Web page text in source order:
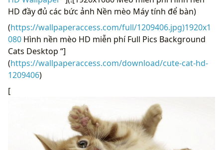
HD đầy đủ các bức ảnh Nền mèo Máy tính để bàn)
(https://wallpaperaccess.com/full/1209406.jpg)1920x1
080 Hình nền mèo HD miễn phí Full Pics Background
Cats Desktop “]
(https://wallpaperaccess.com/download/cute-cat-hd-
1209406)
[